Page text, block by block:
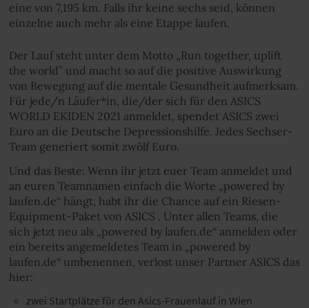
eine von 7,195 km. Falls ihr keine sechs seid, können
einzelne auch mehr als eine Etappe laufen.
Der Lauf steht unter dem Motto „Run together, uplift
the world” und macht so auf die positive Auswirkung
von Bewegung auf die mentale Gesundheit aufmerksam.
Für jede/n Läufer*in, die/der sich für den ASICS
WORLD EKIDEN 2021 anmeldet, spendet ASICS zwei
Euro an die Deutsche Depressionshilfe. Jedes Sechser-
Team generiert somit zwölf Euro.
Und das Beste: Wenn ihr jetzt euer Team anmeldet und
an euren Teamnamen einfach die Worte „powered by
laufen.de“ hängt, habt ihr die Chance auf ein Riesen-
Equipment-Paket von ASICS . Unter allen Teams, die
sich jetzt neu als „powered by laufen.de“ anmelden oder
ein bereits angemeldetes Team in „powered by
laufen.de“ umbenennen, verlost unser Partner ASICS das
hier:
zwei Startplätze für den Asics-Frauenlauf in Wien